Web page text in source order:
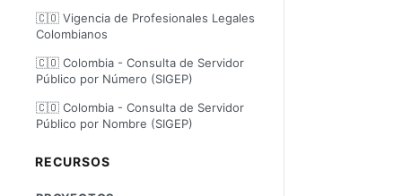
🇨🇴 Vigencia de Profesionales Legales
Colombianos
🇨🇴 Colombia - Consulta de Servidor
Público por Número (SIGEP)
🇨🇴 Colombia - Consulta de Servidor
Público por Nombre (SIGEP)
RECURSOS